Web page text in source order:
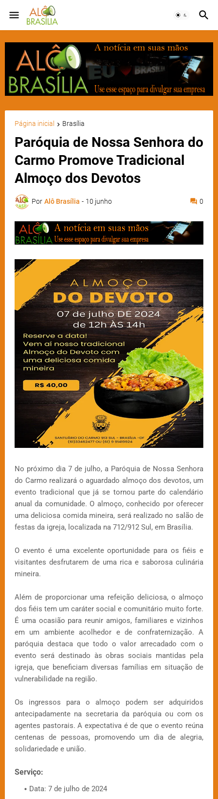
Página inicial Brasília
Paróquia de Nossa Senhora do
Carmo Promove Tradicional
Almoço dos Devotos
Por Alô Brasília - 10 junho 0
No próximo dia 7 de julho, a Paróquia de Nossa Senhora
do Carmo realizará o aguardado almoço dos devotos, um
evento tradicional que já se tornou parte do calendário
anual da comunidade. O almoço, conhecido por oferecer
uma deliciosa comida mineira, será realizado no salão de
festas da igreja, localizada na 712/912 Sul, em Brasília.
O evento é uma excelente oportunidade para os fiéis e
visitantes desfrutarem de uma rica e saborosa culinária
mineira.
Além de proporcionar uma refeição deliciosa, o almoço
dos fiéis tem um caráter social e comunitário muito forte.
É uma ocasião para reunir amigos, familiares e vizinhos
em um ambiente acolhedor e de confraternização. A
paróquia destaca que todo o valor arrecadado com o
evento será destinado às obras sociais mantidas pela
igreja, que beneficiam diversas famílias em situação de
vulnerabilidade na região.
Os ingressos para o almoço podem ser adquiridos
antecipadamente na secretaria da paróquia ou com os
agentes pastorais. A expectativa é de que o evento reúna
centenas de pessoas, promovendo um dia de alegria,
solidariedade e união.
Serviço:
Data: 7 de julho de 2024